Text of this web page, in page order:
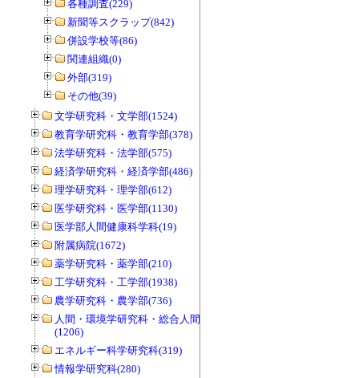
各種調査(229)
新聞等スクラップ(842)
併設学校等(86)
関連組織(0)
外部(319)
その他(39)
文学研究科・文学部(1524)
教育学研究科・教育学部(378)
法学研究科・法学部(575)
経済学研究科・経済学部(486)
理学研究科・理学部(612)
医学研究科・医学部(1130)
医学部人間健康科学科(19)
附属病院(1672)
薬学研究科・薬学部(210)
工学研究科・工学部(1938)
農学研究科・農学部(736)
人間・環境学研究科・総合人間学部
(1206)
エネルギー科学研究科(319)
情報学研究科(280)